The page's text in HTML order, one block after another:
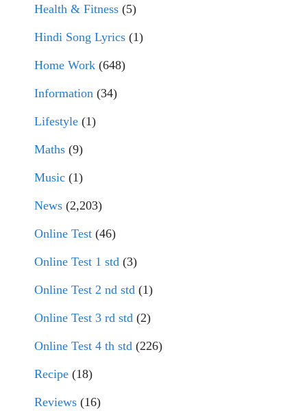
Health & Fitness (5)
Hindi Song Lyrics (1)
Home Work (648)
Information (34)
Lifestyle (1)
Maths (9)
Music (1)
News (2,203)
Online Test (46)
Online Test 1 std (3)
Online Test 2 nd std (1)
Online Test 3 rd std (2)
Online Test 4 th std (226)
Recipe (18)
Reviews (16)